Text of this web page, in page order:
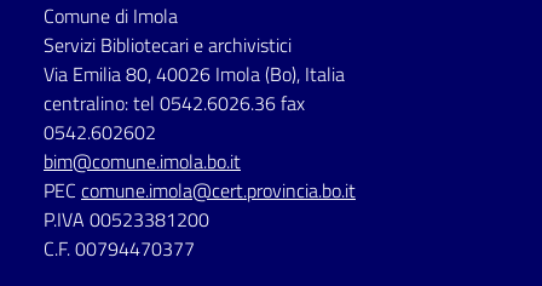
Comune di Imola
Servizi Bibliotecari e archivistici
Via Emilia 80, 40026 Imola (Bo), Italia
centralino: tel 0542.6026.36 fax
0542.602602
bim@comune.imola.bo.it
PEC comune.imola@cert.provincia.bo.it
P.IVA 00523381200
C.F. 00794470377